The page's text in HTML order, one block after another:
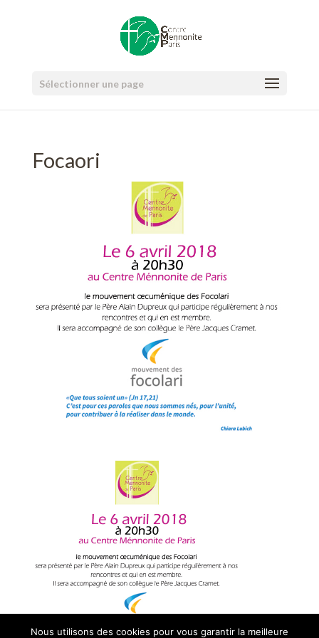
Sélectionner une page
Focaori
Nous utilisons des cookies pour vous garantir la meilleure